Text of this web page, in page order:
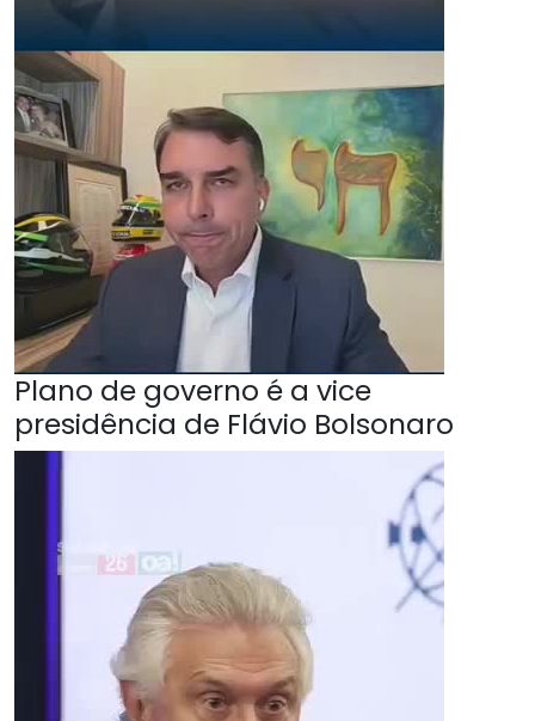
Plano de governo é a vice
presidência de Flávio Bolsonaro